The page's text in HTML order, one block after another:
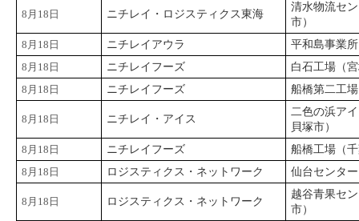
8月18日 ニチレイ・ロジスティクス東海
清水物流セ
市）
8月18日
ニチレイアウラ
平和島事業
8月18日
ニチレイフーズ
白石工場（
8月18日
ニチレイフーズ 船橋第二工
8月18日 ニチレイ・アイス
二色の浜ア
貝塚市）
8月18日
ニチレイフーズ
船橋工場（
8月18日
ロジスティクス・ネットワーク 仙台センタ
8月18日 ロジスティクス・ネットワーク
越谷青果セ
市）